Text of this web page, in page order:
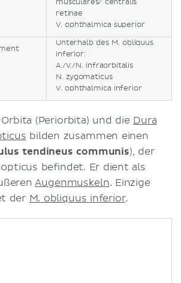
musculares/ centralis
retinae
V. ophthalmica superior
Unterhalb des M. obliquus
inferior:
A./V./N. infraorbitalis
N. zygomaticus
V. ophthalmica inferior
(Periorbita) und die Dura
bilden zusammen einen
tendineus communis), der
opticus befindet. Er dient als
Augenmuskeln. Einzige
der M. obliquus inferior.